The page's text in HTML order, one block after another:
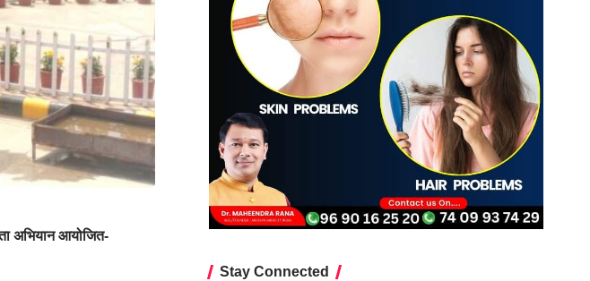
अभियान आयोजित-
Stay Connected